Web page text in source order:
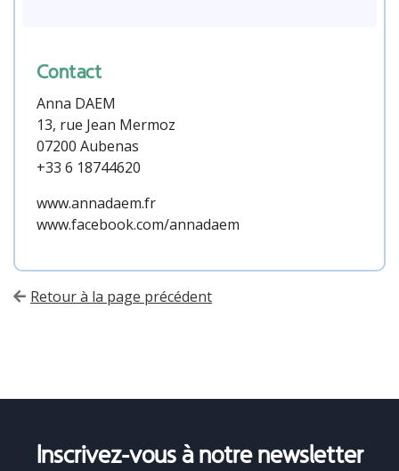
Contact
Anna DAEM
13, rue Jean Mermoz
07200 Aubenas
+33 6 18744620
www.annadaem.fr
www.facebook.com/annadaem
Retour à la page précédent
Inscrivez-vous à notre newsletter